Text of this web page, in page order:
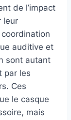
de l’impact
leur
auditive et
sont autant
par les
Ces
le casque
mais